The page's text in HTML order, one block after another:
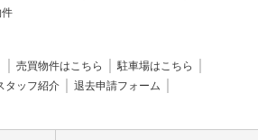
売買物件はこちら
駐車場はこちら
タッフ紹介
退去申請フォーム